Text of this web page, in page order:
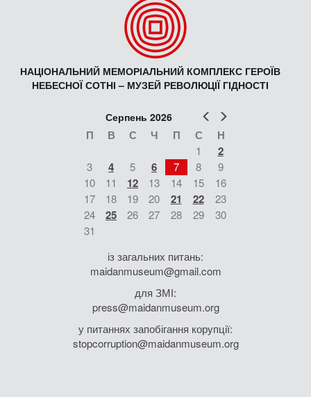
НАЦІОНАЛЬНИЙ МЕМОРІАЛЬНИЙ КОМПЛЕКС ГЕРОЇВ
НЕБЕСНОЇ СОТНІ – МУЗЕЙ РЕВОЛЮЦІЇ ГІДНОСТІ
Попер
Серпень 2026
П В С Ч П С Н
1 2
3 4 5 6 7 8
9
10
11 12 13 14 15
16
17
18 19 20 21 22
23
24
25 26 27 28 29
30
31
із загальних питань:
maidanmuseum@gmail.com
для ЗМІ:
press@maidanmuseum.org
у питаннях запобігання корупції:
stopcorruption@maidanmuseum.org